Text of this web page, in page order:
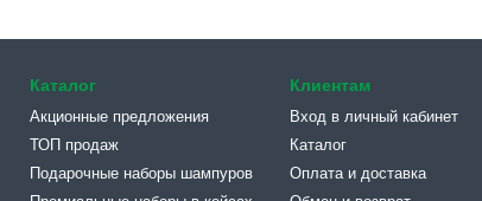
Каталог
Акционные предложения
ТОП продаж
Подарочные наборы шампуров
Клиентам
Вход в личный кабинет
Каталог
Оплата и доставка